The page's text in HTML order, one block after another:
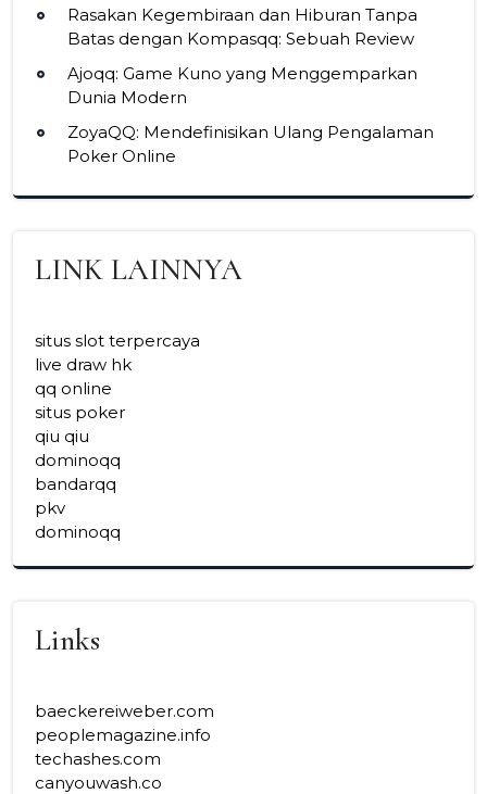
Rasakan Kegembiraan dan Hiburan Tanpa
Batas dengan Kompasqq: Sebuah Review
Ajoqq: Game Kuno yang Menggemparkan
Dunia Modern
ZoyaQQ: Mendefinisikan Ulang Pengalaman
Poker Online
LINK LAINNYA
situs slot terpercaya
live draw hk
qq online
situs poker
qiu qiu
dominoqq
bandarqq
pkv
dominoqq
Links
baeckereiweber.com
peoplemagazine.info
techashes.com
canyouwash.co